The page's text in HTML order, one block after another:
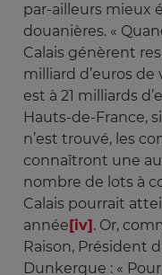
par-ailleurs mieux
douanières. «
Calais génèrent
milliard d’euros de
est à 21 milliards
Hauts-de-France,
n’est trouvé, les
connaîtront une
nombre de lots à
Calais pourrait
année[iv]. Or,
Raison, Président
Dunkerque : «